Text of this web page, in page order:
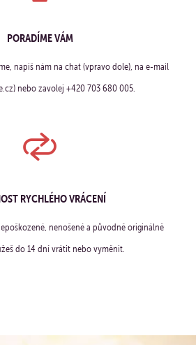
PORADÍME VÁM
napiš nám na chat (vpravo dole), na e-mail
nebo zavolej +420 703 680 005.
RYCHLÉHO VRÁCENÍ
nenošené a původně originálně
do 14 dní vrátit nebo vyměnit.